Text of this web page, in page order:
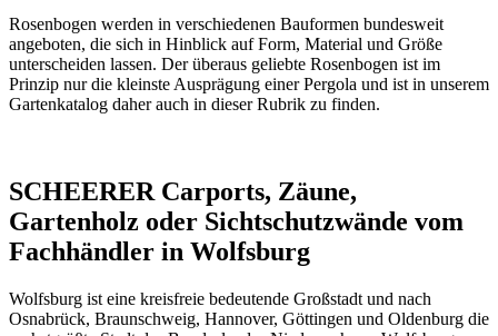
Rosenbogen werden in verschiedenen Bauformen bundesweit
angeboten, die sich in Hinblick auf Form, Material und Größe
unterscheiden lassen. Der überaus geliebte Rosenbogen ist im
Prinzip nur die kleinste Ausprägung einerPergola und ist in unserem
Gartenkatalog daher auch in dieser Rubrik zu finden.
SCHEERER Carports, Zäune,
Gartenholz oder Sichtschutzwände vom
Fachhändler in Wolfsburg
Wolfsburg ist eine kreisfreie bedeutende Großstadt und nach
Osnabrück, Braunschweig, Hannover, Göttingen und Oldenburg die